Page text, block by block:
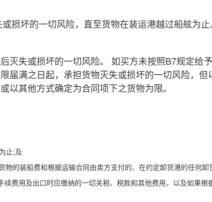
坏的一切风险，直至货物在装运港越过船舷为止
失或损坏的一切风险。 如买方未按照B7规定给
届满之日起，承担货物灭失或损坏的一切风险，但
以其他方式确定为合同项下之货物为限。
止;及
的装船费和根据运输合同由卖方支付的、在约定卸货港的任何卸
费用及出口时应缴纳的一切关税、税款和其他费用，以及如果根